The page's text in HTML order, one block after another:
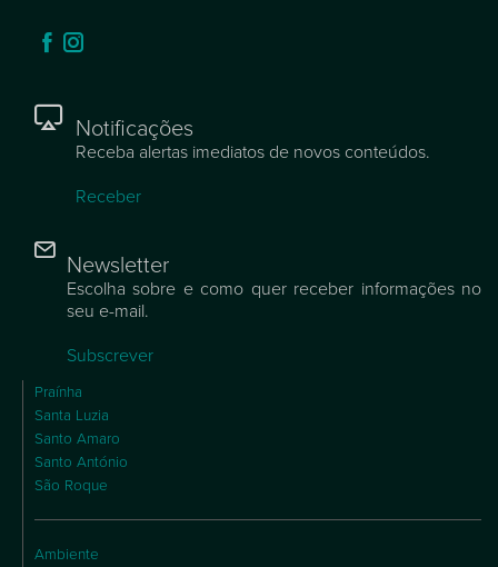
Notificações
Receba alertas imediatos de novos conteúdos.
Receber
Newsletter
Escolha sobre e como quer receber informações no
seu e-mail.
Subscrever
Praínha
Santa Luzia
Santo Amaro
Santo António
São Roque
Ambiente